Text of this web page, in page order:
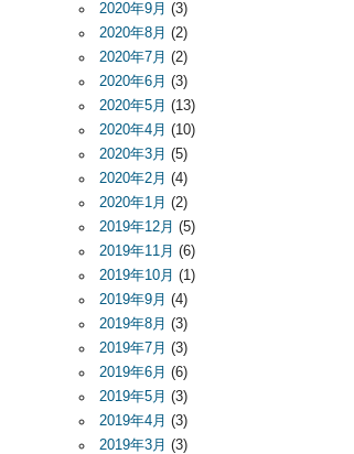
2020年9月 (3)
2020年8月 (2)
2020年7月 (2)
2020年6月 (3)
2020年5月 (13)
2020年4月 (10)
2020年3月 (5)
2020年2月 (4)
2020年1月 (2)
2019年12月 (5)
2019年11月 (6)
2019年10月 (1)
2019年9月 (4)
2019年8月 (3)
2019年7月 (3)
2019年6月 (6)
2019年5月 (3)
2019年4月 (3)
2019年3月 (3)